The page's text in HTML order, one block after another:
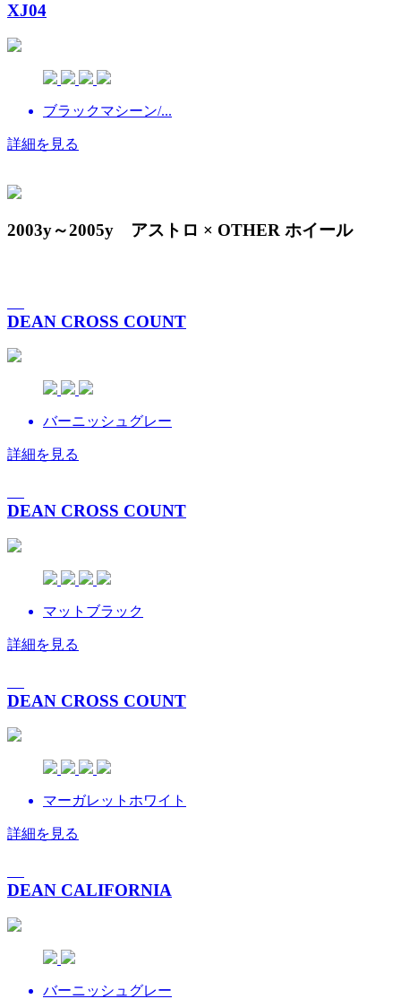
XJ04
ブラックマシーン/...
詳細を見る
2003y～2005y アストロ × OTHER ホイール
DEAN CROSS COUNT
バーニッシュグレー
詳細を見る
DEAN CROSS COUNT
マットブラック
詳細を見る
DEAN CROSS COUNT
マーガレットホワイト
詳細を見る
DEAN CALIFORNIA
バーニッシュグレー